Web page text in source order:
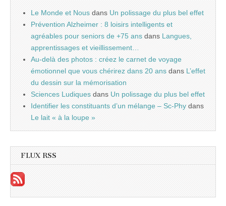
Le Monde et Nous dans Un polissage du plus bel effet
Prévention Alzheimer : 8 loisirs intelligents et
agréables pour seniors de +75 ans dans Langues,
apprentissages et vieillissement…
Au-delà des photos : créez le carnet de voyage
émotionnel que vous chérirez dans 20 ans dans L’effet
du dessin sur la mémorisation
Sciences Ludiques dans Un polissage du plus bel effet
Identifier les constituants d’un mélange – Sc-Phy dans
Le lait « à la loupe »
FLUX RSS